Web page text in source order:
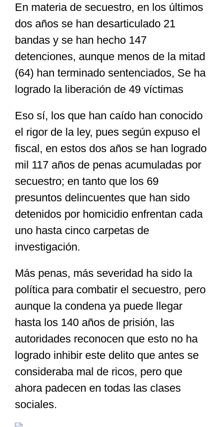
En materia de secuestro, en los últimos
dos años se han desarticulado 21
bandas y se han hecho 147
detenciones, aunque menos de la mitad
(64) han terminado sentenciados, Se ha
logrado la liberación de 49 víctimas
Eso sí, los que han caído han conocido
el rigor de la ley, pues según expuso el
fiscal, en estos dos años se han logrado
mil 117 años de penas acumuladas por
secuestro; en tanto que los 69
presuntos delincuentes que han sido
detenidos por homicidio enfrentan cada
uno hasta cinco carpetas de
investigación.
Más penas, más severidad ha sido la
política para combatir el secuestro, pero
aunque la condena ya puede llegar
hasta los 140 años de prisión, las
autoridades reconocen que esto no ha
logrado inhibir este delito que antes se
consideraba mal de ricos, pero que
ahora padecen en todas las clases
sociales.